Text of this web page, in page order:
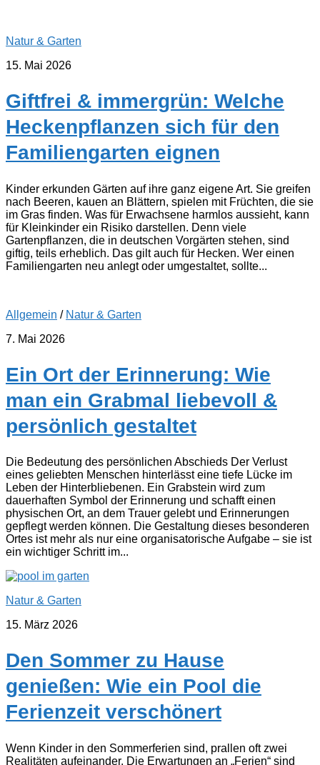
Natur & Garten
15. Mai 2026
Giftfrei & immergrün: Welche
Heckenpflanzen sich für den
Familiengarten eignen
Kinder erkunden Gärten auf ihre ganz eigene Art. Sie greifen
nach Beeren, kauen an Blättern, spielen mit Früchten, die sie
im Gras finden. Was für Erwachsene harmlos aussieht, kann
für Kleinkinder ein Risiko darstellen. Denn viele
Gartenpflanzen, die in deutschen Vorgärten stehen, sind
giftig, teils erheblich. Das gilt auch für Hecken. Wer einen
Familiengarten neu anlegt oder umgestaltet, sollte...
Allgemein / Natur & Garten
7. Mai 2026
Ein Ort der Erinnerung: Wie
man ein Grabmal liebevoll &
persönlich gestaltet
Die Bedeutung des persönlichen Abschieds Der Verlust
eines geliebten Menschen hinterlässt eine tiefe Lücke im
Leben der Hinterbliebenen. Ein Grabstein wird zum
dauerhaften Symbol der Erinnerung und schafft einen
physischen Ort, an dem Trauer gelebt und Erinnerungen
gepflegt werden können. Die Gestaltung dieses besonderen
Ortes ist mehr als nur eine organisatorische Aufgabe – sie ist
ein wichtiger Schritt im...
Natur & Garten
15. März 2026
Den Sommer zu Hause
genießen: Wie ein Pool die
Ferienzeit verschönert
Wenn Kinder in den Sommerferien sind, prallen oft zwei
Realitäten aufeinander. Die Erwartungen an „Ferien“ sind